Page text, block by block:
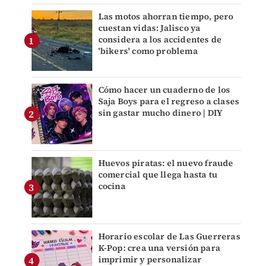
Las motos ahorran tiempo, pero
cuestan vidas: Jalisco ya
considera a los accidentes de
'bikers' como problema
Cómo hacer un cuaderno de los
Saja Boys para el regreso a clases
sin gastar mucho dinero | DIY
Huevos piratas: el nuevo fraude
comercial que llega hasta tu
cocina
Horario escolar de Las Guerreras
K-Pop: crea una versión para
imprimir y personalizar